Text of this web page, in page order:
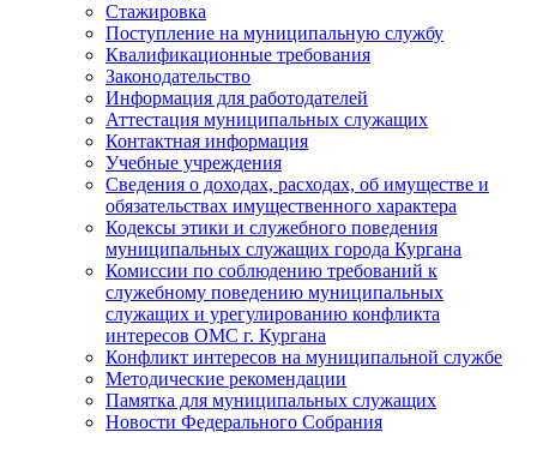
Стажировка
Поступление на муниципальную службу
Квалификационные требования
Законодательство
Информация для работодателей
Аттестация муниципальных служащих
Контактная информация
Учебные учреждения
Сведения о доходах, расходах, об имуществе и
обязательствах имущественного характера
Кодексы этики и служебного поведения
муниципальных служащих города Кургана
Комиссии по соблюдению требований к
служебному поведению муниципальных
служащих и урегулированию конфликта
интересов ОМС г. Кургана
Конфликт интересов на муниципальной службе
Методические рекомендации
Памятка для муниципальных служащих
Новости Федерального Cобрания